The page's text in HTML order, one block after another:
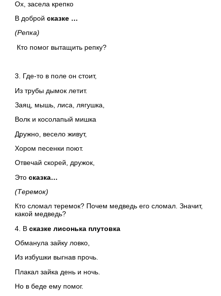
Ох, засела крепко
В доброй сказке …
(Репка)
Кто помог вытащить репку?
3. Где-то в поле он стоит,
Из трубы дымок летит.
Заяц, мышь, лиса, лягушка,
Волк и косолапый мишка
Дружно, весело живут,
Хором песенки поют.
Отвечай скорей, дружок,
Это сказка…
(Теремок)
Кто сломал теремок? Почем медведь его сломал. Значит,
какой медведь?
4. В сказке лисонька плутовка
Обманула зайку ловко,
Из избушки выгнав прочь.
Плакал зайка день и ночь.
Но в беде ему помог.